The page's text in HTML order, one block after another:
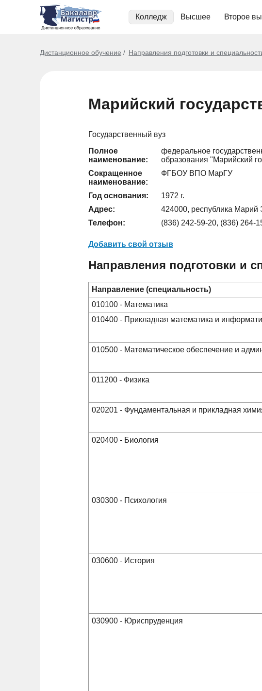
Колледж Высшее Второе
Дистанционное обучение Направления подготовки и
Марийский
Государственный вуз
Полное
наименование:
федеральное
образования "Марийский
Сокращенное
наименование:
ФГБОУ ВПО МарГУ
Год основания:
1972 г.
Адрес:
424000, республика
Телефон:
(836) 242-59-20, (836) 264-
Добавить свой отзыв
Направления подготовки и
Направление (специальность)
010100 - Математика
010400 - Прикладная математика и
010500 - Математическое обеспечение и
011200 - Физика
020201 - Фундаментальная и прикладная
020400 - Биология
030300 - Психология
030600 - История
030900 - Юриспруденция